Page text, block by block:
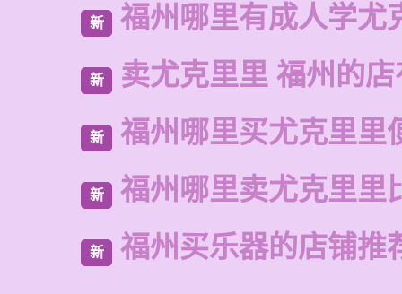
新 福州哪里有成人学尤
新 卖尤克里里 福州的
新 福州哪里买尤克里里
新 福州哪里卖尤克里里
新 福州买乐器的店铺推